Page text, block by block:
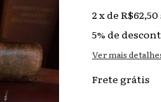
2xde R$62,50
5% de
Ver mais
Frete grátis